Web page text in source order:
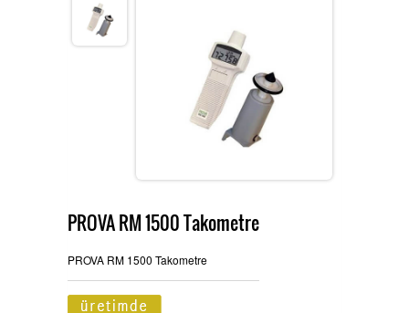
Kurumsal
MULTİTECH
TES ve PROVA Ölçü Aletleri
Hizmetlerimiz
İletişim
PROVA RM 1500 Takometre
PROVA RM 1500 Takometre